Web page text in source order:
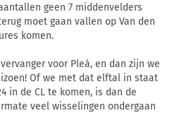
geen 7 middenvelders
moet gaan vallen op Van den
komen.
voor Pleá, en dan zijn we
Of we met dat elftal in staat
in de CL te komen, is dan de
veel wisselingen ondergaan